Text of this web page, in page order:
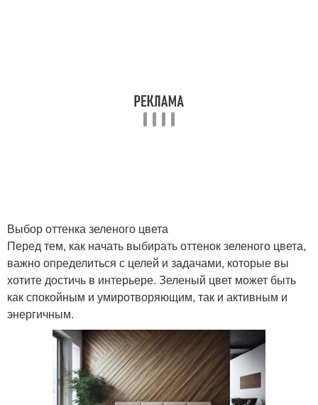
Выбор оттенка зеленого цвета
Перед тем, как начать выбирать оттенок зеленого цвета,
важно определиться с целей и задачами, которые вы
хотите достичь в интерьере. Зеленый цвет может быть
как спокойным и умиротворяющим, так и активным и
энергичным.